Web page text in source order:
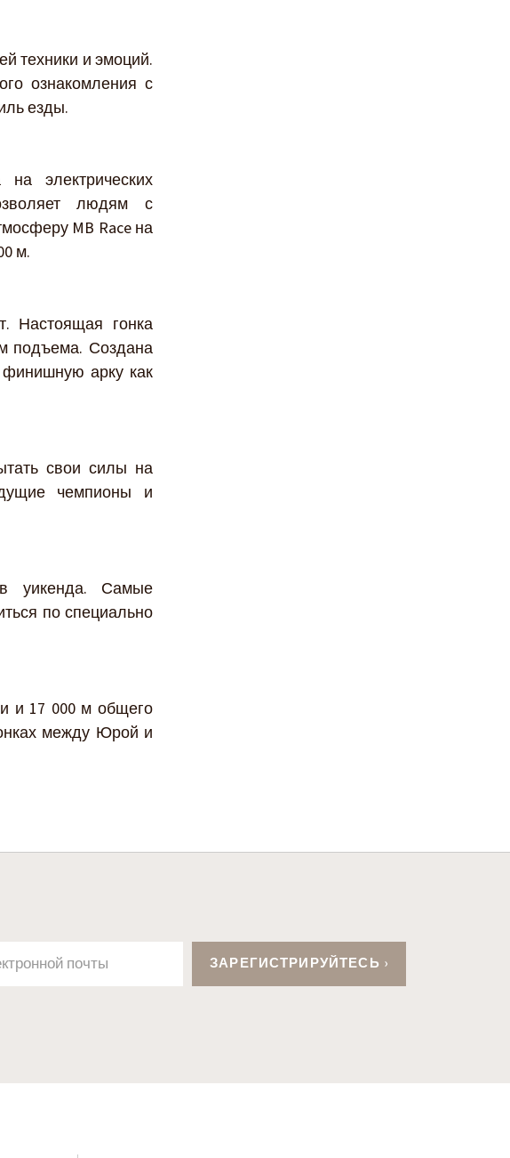
техники и эмоций.
ознакомления с
езды.
электрических
людям с
MB Race на
м.
Настоящая гонка
подъема. Создана
арку как
свои силы на
чемпионы и
уикенда. Самые
по специально
и 17 000 м общего
между Юрой и